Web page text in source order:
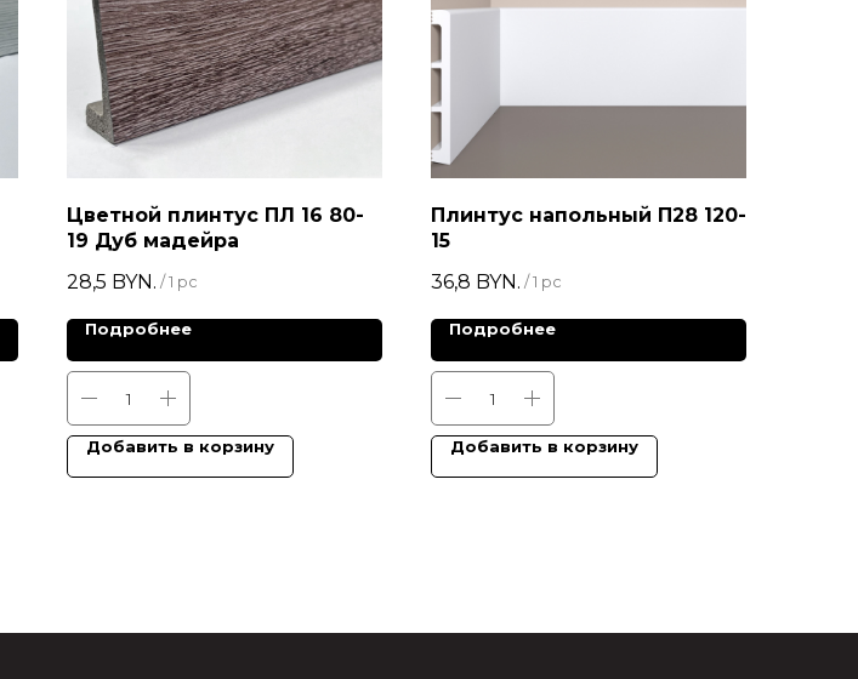
Цветной плинтус ПЛ 16 80-
19 Дуб мадейра
28,5 BYN. / 1 pc
Подробнее
Добавить в корзину
Плинтус напольный П28 120-
15
36,8 BYN. / 1 pc
Подробнее
Добавить в корзину